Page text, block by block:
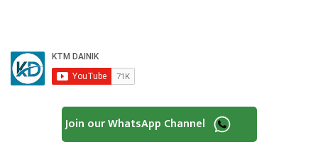
Join our WhatsApp Channel